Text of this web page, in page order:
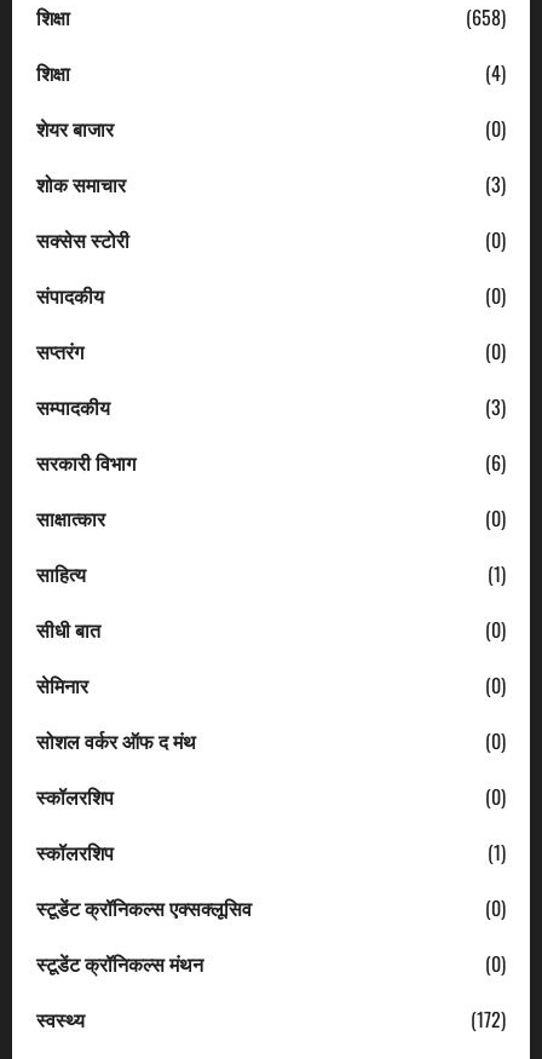
शिक्षा
(658)
शिक्षा
(4)
शेयर बाजार
(0)
शोक समाचार
(3)
सक्सेस स्टोरी
(0)
संपादकीय
(0)
सप्तरंग
(0)
सम्पादकीय
(3)
सरकारी विभाग
(6)
साक्षात्कार
(0)
साहित्य
(1)
सीधी बात
(0)
सेमिनार
(0)
सोशल वर्कर ऑफ द मंथ
(0)
स्कॉलरशिप
(0)
स्कॉलरशिप
(1)
स्टूडेंट क्रॉनिकल्स एक्सक्लूसिव
(0)
स्टूडेंट क्रॉनिकल्स मंथन
(0)
स्वस्थ्य
(172)